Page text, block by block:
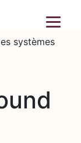
systèmes